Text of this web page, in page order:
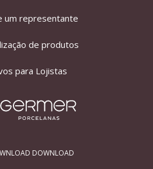
um representante
de produtos
para Lojistas
DOWNLOAD